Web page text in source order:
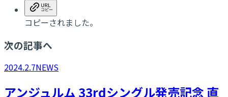
コピーされました。
次の記事へ
2024.2.7NEWS
アンジュルム 33rdシングル発売記念 直